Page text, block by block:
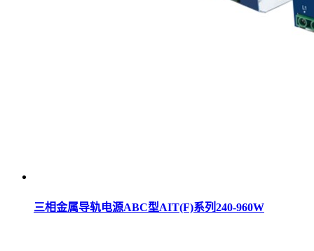
三相金属导轨电源ABC型AIT(F)系列240-960W